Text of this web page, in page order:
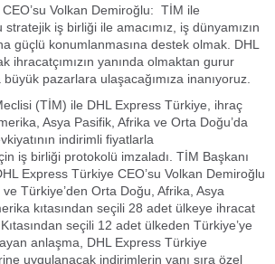
Volkan Demiroğlu: TİM ile
iş birliği ile amacımız, iş dünyamızın
güçlü konumlanmasına destek olmak. DHL
ihracatçımızın yanında olmaktan gurur
pazarlara ulaşacağımıza inanıyoruz.
(TİM) ile DHL Express Türkiye, ihraç
Asya Pasifik, Afrika ve Orta Doğu’da
indirimli fiyatlarla
iş birliği protokolü imzaladı. TİM Başkanı
Express Türkiye CEO’su Volkan Demiroğlu
Türkiye’den Orta Doğu, Afrika, Asya
kıtasından seçili 28 adet ülkeye ihracat
seçili 12 adet ülkeden Türkiye’ye
anlaşma, DHL Express Türkiye
uygulanacak indirimlerin yanı sıra özel